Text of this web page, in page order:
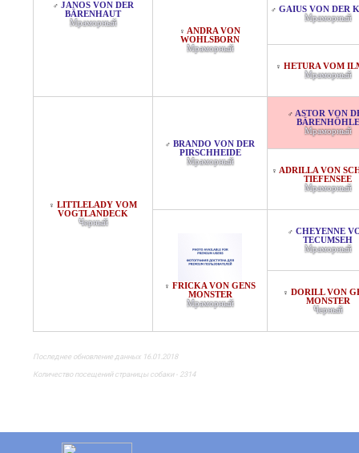
♂ JANOS VON DER
BÄRENHAUT
Мраморный
♀ ANDRA VON
WOHLSBORN
Мраморный
♂ GAIUS VON DER
Мраморный
♀ HETURA VOM
Мраморный
♀ LITTLELADY VOM
VOGTLANDECK
Черный
♂ BRANDO VON DER
PIRSCHHEIDE
Мраморный
♂ ASTOR VON
BÄRENHÖHLE
Мраморный
♀ ADRILLA VON
IEFENSEE
Мраморный
♀ FRICKA VON GENS
MONSTER
Мраморный
♂ CHEYENNE
TECUMSEH
Мраморный
♀ DORILL VON
MONSTER
Черный
Последнее обновление данных 16.01.2018
Количество посещений страницы собаки - 2314